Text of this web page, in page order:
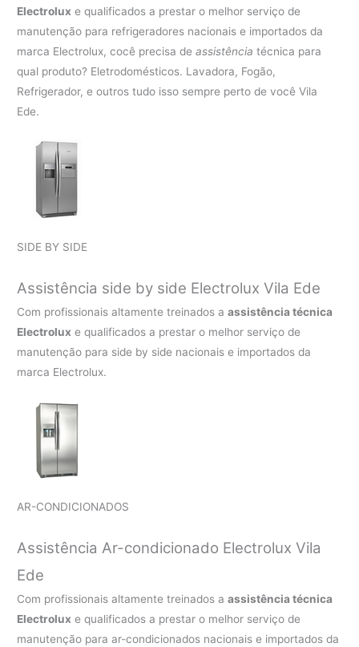
Electrolux e qualificados a prestar o melhor serviço de
manutenção para refrigeradores nacionais e importados da
marca Electrolux, cocê precisa deassistência técnica para
qual produto? Eletrodomésticos. Lavadora, Fogão,
Refrigerador, e outros tudo isso sempre perto de você Vila
Ede.
SIDE BY SIDE
Assistência side by side Electrolux Vila Ede
Com profissionais altamente treinados aassistência técnica
Electrolux e qualificados a prestar o melhor serviço de
manutenção para side by side nacionais e importados da
marca Electrolux.
AR-CONDICIONADOS
Assistência Ar-condicionado Electrolux Vila
Ede
Com profissionais altamente treinados aassistência técnica
Electrolux e qualificados a prestar o melhor serviço de
manutenção para ar-condicionados nacionais e importados da